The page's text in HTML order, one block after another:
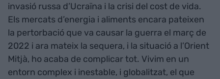
invasió russa d’Ucraïna i la crisi del cost de vida.
Els mercats d’energia i aliments encara pateixen
la pertorbació que va causar la guerra el març de
2022 i ara mateix la sequera, i la situació a l’Orient
Mitjà, ho acaba de complicar tot. Vivim en un
entorn complex i inestable, i globalitzat, el que